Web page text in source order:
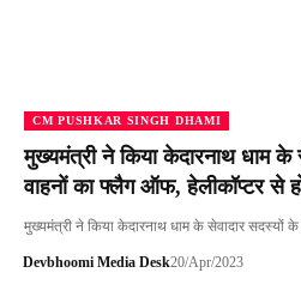
CM PUSHKAR SINGH DHAMI
मुख्यमंत्री ने किया केदारनाथ धाम
वाहनों का फ्लैग ऑफ, हेलीकॉप्टर से
मुख्यमंत्री ने किया केदारनाथ धाम के सेवादार सदस्यों
Devbhoomi Media Desk20/Apr/2023